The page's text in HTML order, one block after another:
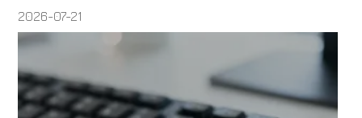
2026-07-21